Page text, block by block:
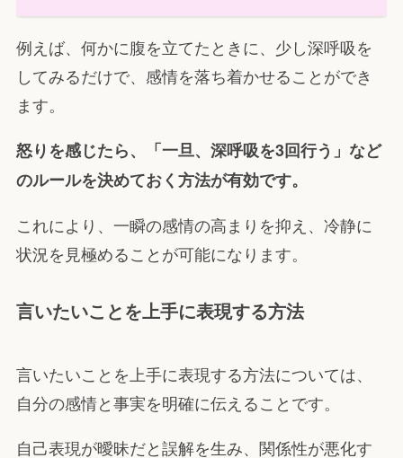
例えば、何かに腹を立てたときに、少し深呼吸を
してみるだけで、感情を落ち着かせることができ
ます。
怒りを感じたら、「一旦、深呼吸を3回行う」など
のルールを決めておく方法が有効です。
これにより、一瞬の感情の高まりを抑え、冷静に
状況を見極めることが可能になります。
言いたいことを上手に表現する方法
言いたいことを上手に表現する方法については、
自分の感情と事実を明確に伝えることです。
自己表現が曖昧だと誤解を生み、関係性が悪化す